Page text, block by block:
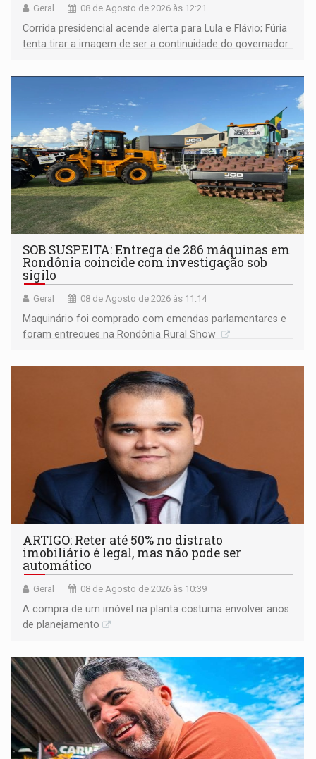
Geral 08 de Agosto de 2026 às 12:21
Corrida presidencial acende alerta para Lula e Flávio; Fúria
tenta tirar a imagem de ser a continuidade do governador
não ter entrado no modo eleição; ABAV faz evento em
SOB SUSPEITA: Entrega de 286 máquinas em
Rondônia coincide com investigação sob
sigilo
Geral 08 de Agosto de 2026 às 11:14
Maquinário foi comprado com emendas parlamentares e
foram entregues na Rondônia Rural Show
ARTIGO: Reter até 50% no distrato
imobiliário é legal, mas não pode ser
automático
Geral 08 de Agosto de 2026 às 10:39
A compra de um imóvel na planta costuma envolver anos
de planejamento